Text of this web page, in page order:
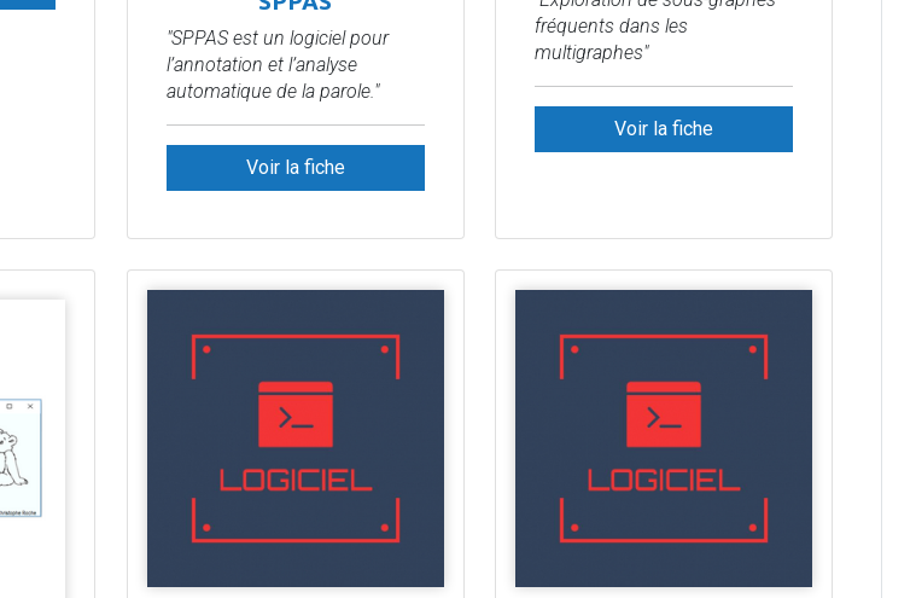
"SPPAS est un logiciel pour
l’annotation et l’analyse
automatique de la parole."
Voir la fiche
fréquents dans les
multigraphes"
Voir la fiche